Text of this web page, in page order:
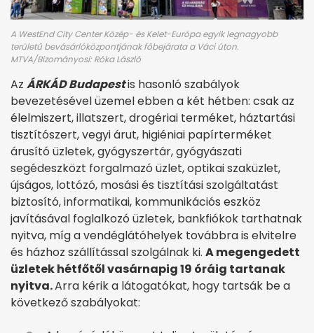
A WestEnd City Center Közép- és Kelet-Európa egyik legnagyobb
területű bevásárlóközpontjának főbejárata a Váci úton.
MTVA/Bizományosi: Róka László
Az ÁRKÁD Budapestis hasonló szabályok
bevezetésével üzemel ebben a két hétben: csak az
élelmiszert, illatszert, drogériai terméket, háztartási
tisztítószert, vegyi árut, higiéniai papírterméket
árusító üzletek, gyógyszertár, gyógyászati
segédeszközt forgalmazó üzlet, optikai szaküzlet,
újságos, lottózó, mosási és tisztítási szolgáltatást
biztosító, informatikai, kommunikációs eszköz
javításával foglalkozó üzletek, bankfiókok tarthatnak
nyitva, míg a vendéglátóhelyek továbbra is elvitelre
és házhoz szállítással szolgálnak ki. A megengedett
üzletek hétfőtől vasárnapig 19 óráig tartanak
nyitva.Arra kérik a látogatókat, hogy tartsák be a
következő szabályokat: